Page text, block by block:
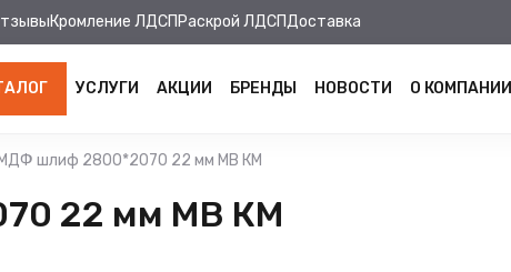
Кромление ЛДСП Раскрой ЛДСПДоставка
УСЛУГИ АКЦИИ БРЕНДЫ НОВОСТИ О КОМПАНИИ
МДФ шлиф 2800*2070 22 мм MB КМ
22 мм MB КМ